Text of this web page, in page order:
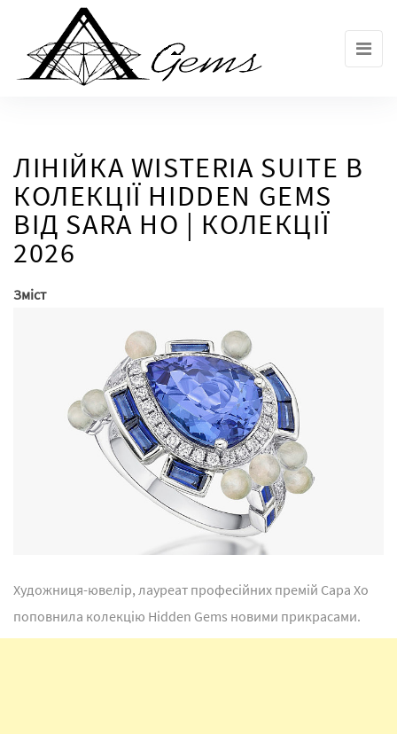
ЛІНІЙКА WISTERIA SUITE В
КОЛЕКЦІЇ HIDDEN GEMS
ВІД SARA HO | КОЛЕКЦІЇ
2026
Зміст
Художниця-ювелір, лауреат професійних премій Сара Хо
поповнила колекцію Hidden Gems новими прикрасами.